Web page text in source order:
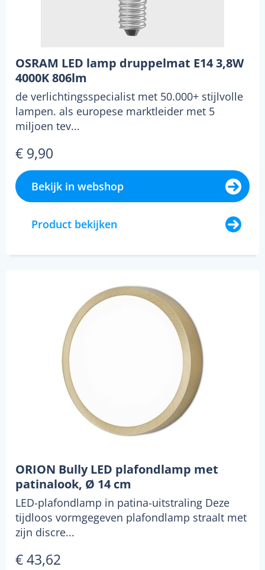
OSRAM LED lamp druppelmat E14 3,8W
4000K 806lm
de verlichtingsspecialist met 50.000+ stijlvolle
lampen. als europese marktleider met 5
miljoen tev...
€ 9,90
Bekijk in webshop
Product bekijken
ORION Bully LED plafondlamp met
patinalook, Ø 14 cm
LED-plafondlamp in patina-uitstraling Deze
tijdloos vormgegeven plafondlamp straalt met
zijn discre...
€ 43,62